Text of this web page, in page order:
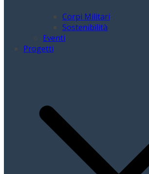
Corpi Militari
Sostenibilità
Eventi
Progetti